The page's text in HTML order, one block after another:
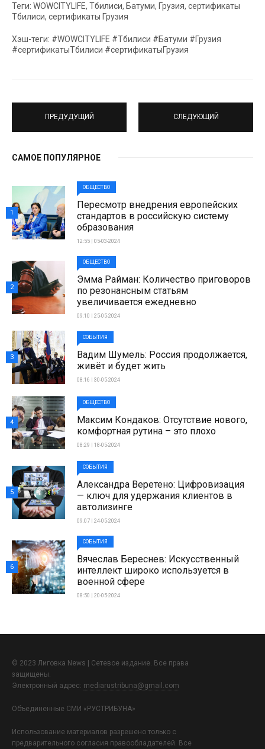
Теги: WOWCITYLIFE, Тбилиси, Батуми, Грузия, сертификаты
Тбилиси, сертификаты Грузия
Хэш-теги: #WOWCITYLIFE #Тбилиси #Батуми #Грузия
#сертификатыТбилиси #сертификатыГрузия
ПРЕДУДУЩИЙ СЛЕДУЮЩИЙ
САМОЕ ПОПУЛЯРНОЕ
ОБЩЕСТВО
Пересмотр внедрения европейских
стандартов в российскую систему
образования
12:55 | 05-03-2024
1
ОБЩЕСТВО
Эмма Райман: Количество приговоров
по резонансным статьям
увеличивается ежедневно
09:10 | 25-05-2024
2
СОБЫТИЯ
Вадим Шумель: Россия продолжается,
живёт и будет жить
08:16 | 30-05-2024
3
ОБЩЕСТВО
Максим Кондаков: Отсутствие нового,
комфортная рутина – это плохо
08:29 | 18-05-2024
4
СОБЫТИЯ
Александра Веретено: Цифровизация
— ключ для удержания клиентов в
автолизинге
09:07 | 24-05-2024
5
СОБЫТИЯ
Вячеслав Береснев: Искусственный
интеллект широко используется в
военной сфере
08:50 | 20-05-2024
6
© 2023 Лиговка News | Сетевое издание. Все права
защищены.
Электронный адрес: mediarustribuna@gmail.com
Объединенные СМИ «РУСТРИБУНА»
Использование материалов разрешено только с
предварительного согласия правообладателей. Все